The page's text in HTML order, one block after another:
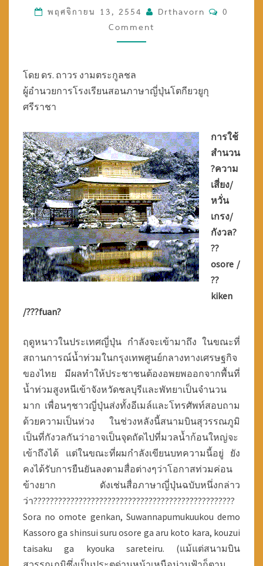
ย
ส
อ
ภ
ษ
ปุ่
น
ศ
รี
ร
า
ช
า
โ
ต
เ
กี
บ
ท
เ
ย
น
ที่
2
3
พฤศจิกายน 13, 2554 Drthavorn
C0
Comment
โดย ดร. ถาวร งามตระกูลชล
ผู้อำนวยการโรงเรียนสอนภาษาญี่ปุ่นโตกียวยูกุ
ศรีราชา
การใช้
สำนวน
?ความ
เสี่ยง/
หวั่น
เกรง/
กังวล?
??
osore /
??
kiken
/???fuan?
ฤดูหนาวในประเทศญี่ปุ่น กำลังจะเข้ามาถึง ในขณะที่
สถานการณ์น้ำท่วมในกรุงเทพศูนย์กลางทางเศรษฐกิจ
ของไทย มีผลทำให้ประชาชนต้องอพยพออกจากพื้นที่
น้ำท่วมสูงหนีเข้าจังหวัดชลบุรีและพัทยาเป็นจำนวน
มาก เพื่อนๆชาวญี่ปุ่นส่งทั้งอีเมล์และโทรศัพท์สอบถาม
ด้วยความเป็นห่วง ในช่วงหลังนี้สนามบินสุวรรณภูมิ
เป็นที่กังวลกันว่าอาจเป็นจุดถัดไปที่มวลน้ำก้อนใหญ่จะ
เข้าถึงได้ แต่ในขณะที่ผมกำลังเขียนบทความนี้อยู่ ยัง
คงได้รับการยืนยันลงตามสื่อต่างๆว่าโอกาสท่วมค่อน
ข้างยาก ดังเช่นสื่อภาษาญี่ปุ่นฉบับหนึ่งกล่าว
ว่า?????????????????????????????????????????????????
Sora no omote genkan, Suwannapumukuukou demo
Kassoro ga shinsui suru osore ga aru koto kara, kouzui
taisaku ga kyouka sareteiru. (แม้แต่สนามบิน